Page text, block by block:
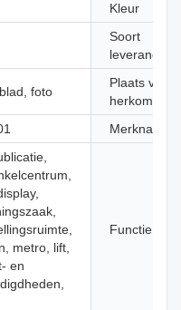
Kleur
Soort
leverancier
foto
Plaats van
herkomst
Merknaam
metro, lift,
en
Functie